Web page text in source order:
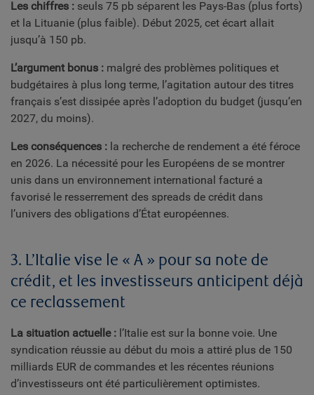
Les chiffres : seuls 75 pb séparent les Pays-Bas (plus forts)
et la Lituanie (plus faible). Début 2025, cet écart allait
jusqu’à 150 pb.
L’argument bonus : malgré des problèmes politiques et
budgétaires à plus long terme, l’agitation autour des titres
français s’est dissipée après l’adoption du budget (jusqu’en
2027, du moins).
Les conséquences : la recherche de rendement a été féroce
en 2026. La nécessité pour les Européens de se montrer
unis dans un environnement international facturé a
favorisé le resserrement des spreads de crédit dans
l’univers des obligations d’État européennes.
3. L’Italie vise le « A » pour sa note de
crédit, et les investisseurs anticipent déjà
ce reclassement
La situation actuelle : l’Italie est sur la bonne voie. Une
syndication réussie au début du mois a attiré plus de 150
milliards EUR de commandes et les récentes réunions
d’investisseurs ont été particulièrement optimistes.